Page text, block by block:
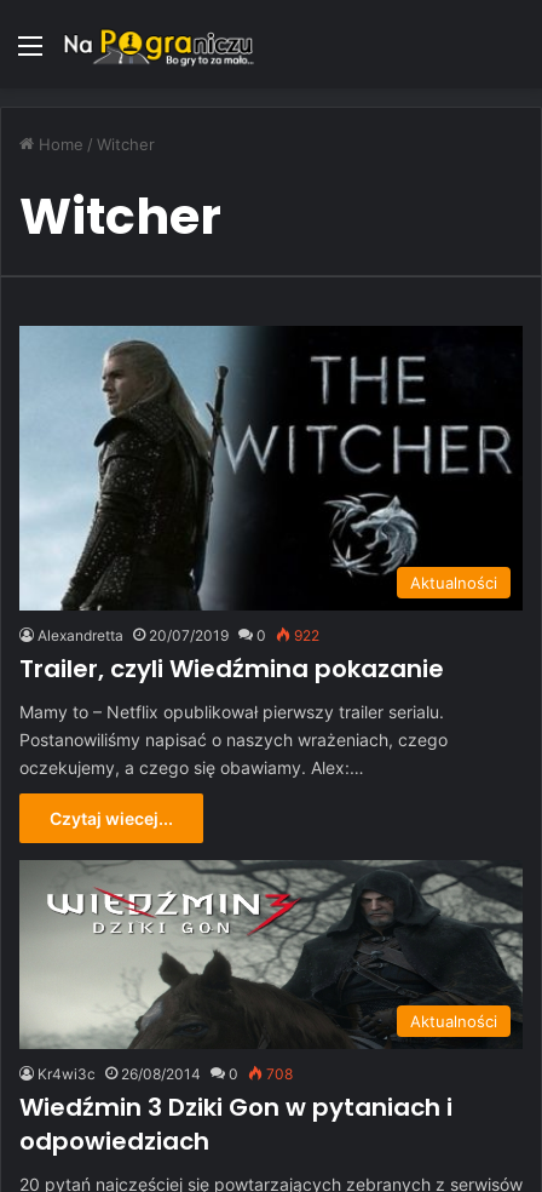
Menu
Home / Witcher
Witcher
Aktualności
Alexandretta 20/07/2019 0 922
Trailer, czyli Wiedźmina pokazanie
Mamy to – Netflix opublikował pierwszy trailer serialu.
Postanowiliśmy napisać o naszych wrażeniach, czego
oczekujemy, a czego się obawiamy. Alex:…
Czytaj wiecej...
Aktualności
Kr4wi3c 26/08/2014 0 708
Wiedźmin 3 Dziki Gon w pytaniach i
odpowiedziach
20 pytań najczęściej się powtarzających zebranych z serwisów